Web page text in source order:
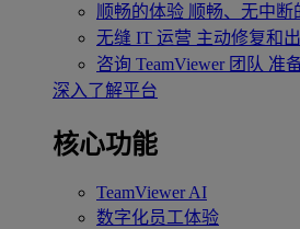
顺畅的体验 顺畅、无中断
无缝 IT 运营 主动修复和
咨询 TeamViewer 团队 准
深入了解平台
核心功能
TeamViewer AI
数字化员工体验